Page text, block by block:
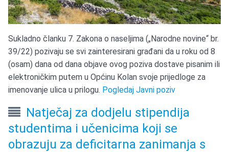
Sukladno članku 7. Zakona o naseljima („Narodne novine“ br.
39/22) pozivaju se svi zainteresirani građani da u roku od 8
(osam) dana od dana objave ovog poziva dostave pisanim ili
elektroničkim putem u Općinu Kolan svoje prijedloge za
imenovanje ulica u prilogu. Pogledaj Javni poziv
Natječaj za dodjelu stipendija
studentima i učenicima koji se
obrazuju za deficitarna zanimanja s